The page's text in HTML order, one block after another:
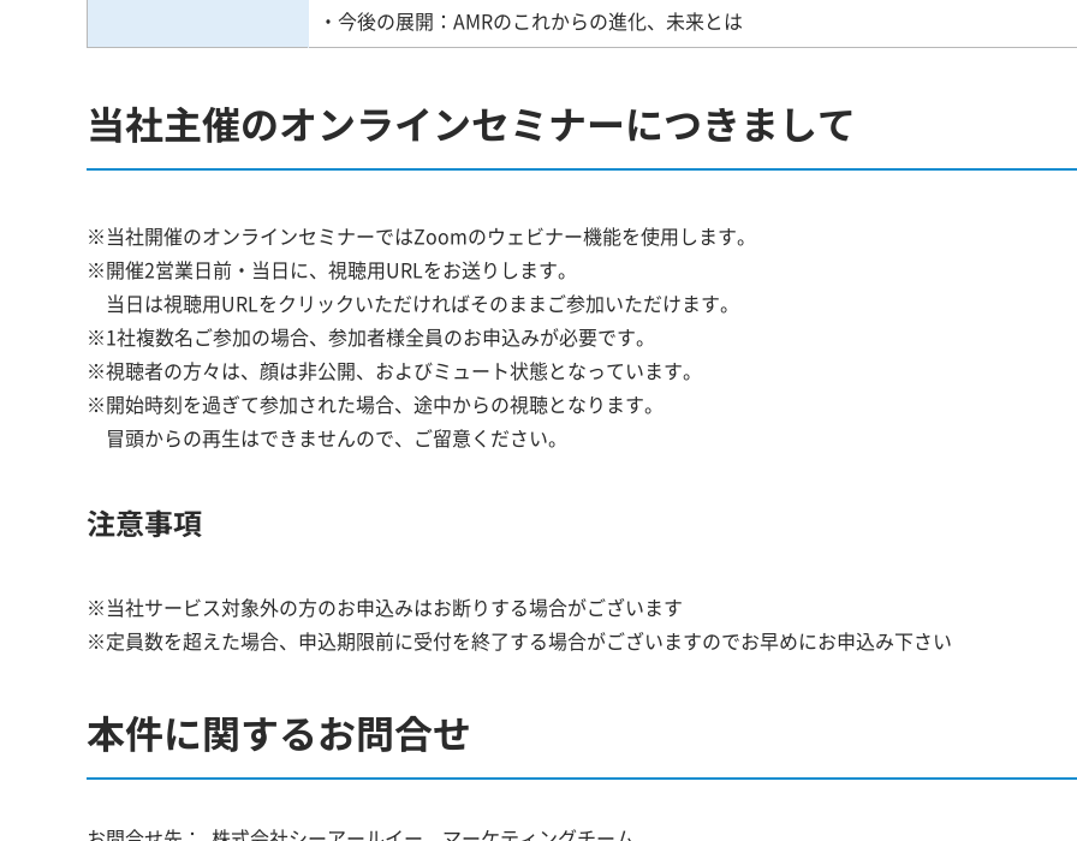
・今後の展開：AMRのこれからの進化、未来とは
当社主催のオンラインセミナーにつきまして
※当社開催のオンラインセミナーではZoomのウェビナー機能を使用します。
※開催2営業日前・当日に、視聴用URLをお送りします。
当日は視聴用URLをクリックいただければそのままご参加いただけます。
※1社複数名ご参加の場合、参加者様全員のお申込みが必要です。
※視聴者の方々は、顔は非公開、およびミュート状態となっています。
※開始時刻を過ぎて参加された場合、途中からの視聴となります。
冒頭からの再生はできませんので、ご留意ください。
注意事項
※当社サービス対象外の方のお申込みはお断りする場合がございます
※定員数を超えた場合、申込期限前に受付を終了する場合がございますのでお早めにお申込み下さい
本件に関するお問合せ